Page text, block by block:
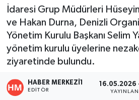
İdaresi Grup Müdürleri
ve Hakan Durna, Denizli
Yönetim Kurulu Başkanı Selim
yönetim kurulu üyelerine
ziyaretinde bulundu.
HABER MERKEZI1
EDITÖR
16.05.2026
SPOR
MAGAZİN
Haber Arşivi